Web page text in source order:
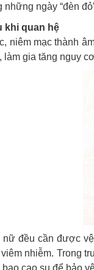
ngày “đèn
khi quan hệ
niêm mạc thành
gia tăng nguy
đều cần được
nhiễm. Trong
cao su để bảo